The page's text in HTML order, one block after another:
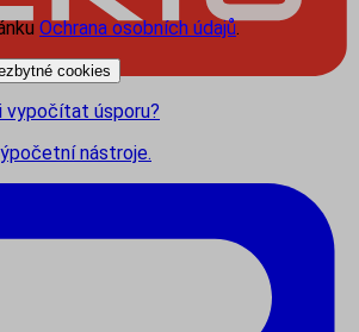
úsporu?
nástroje.
Ochrana osobních údajů.
cookies